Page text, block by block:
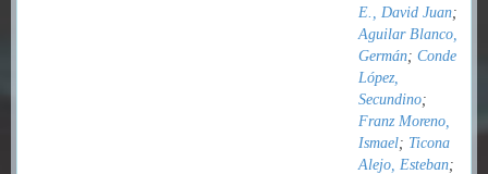
E., David Juan;
Aguilar Blanco,
Germán; Conde
López,
Secundino;
Franz Moreno,
Ismael; Ticona
Alejo, Esteban;